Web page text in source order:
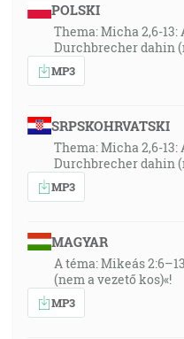
POLSKI
Thema: Micha 2,6-
Durchbrecher dahin
MP3
SRPSKOHRVATSKI
Thema: Micha 2,6-
Durchbrecher dahin
MP3
MAGYAR
A téma: Mikeás
(nem a vezető kos)«!
MP3